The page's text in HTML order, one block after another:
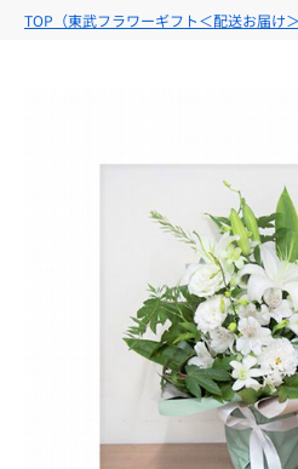
TOP（東武フラワーギフト＜配送お届け＞